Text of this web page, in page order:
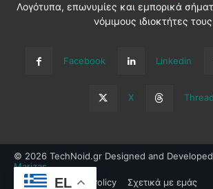
Λογότυπα, επωνυμίες και εμπορικά
νόμιμους ιδιοκτήτες
Facebook Linkedin
X
© 2026 TechNoid.gr Designed and
Marizas.
Contact
Privacy Policy
Σχετικά με εμάς
EL